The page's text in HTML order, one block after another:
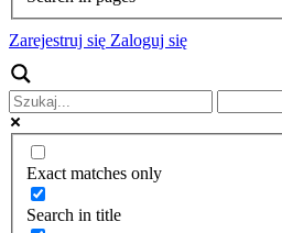
Zarejestruj się Zaloguj się
Exact matches only
Search in title